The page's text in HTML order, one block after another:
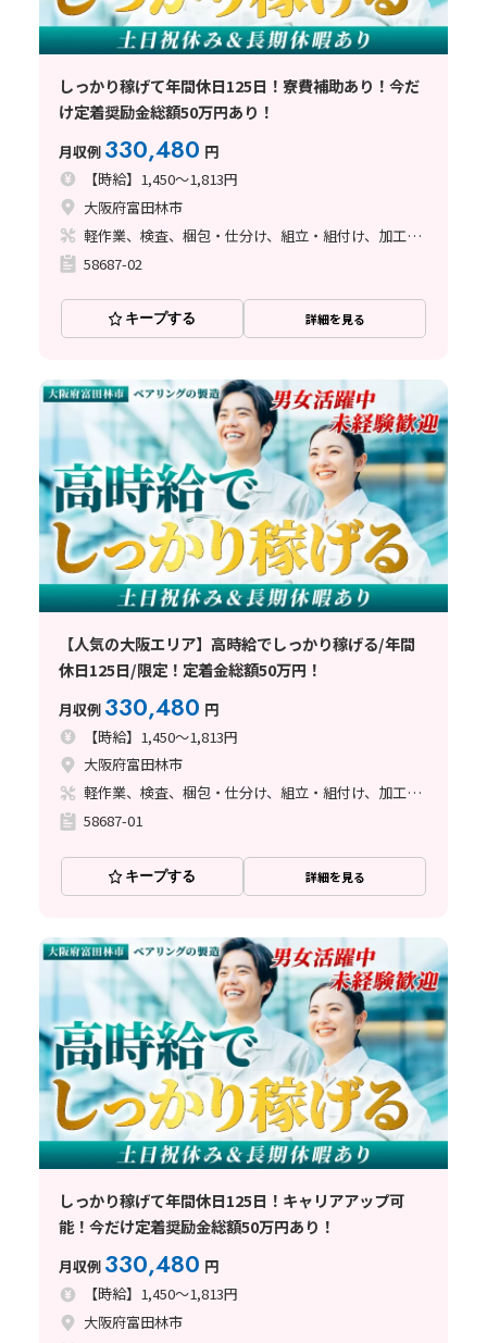
しっかり稼げて年間休日125日！寮費補助あり！今だ
け定着奨励金総額50万円あり！
月収例 330,480 円
【時給】1,450～1,813円
大阪府富田林市
軽作業、検査、梱包・仕分け、組立・組付け、加工、マシンオペレーター、フォークリフト、座り作業、立ち作業、バリ取り
58687-02
キープする 詳細を見る
【人気の大阪エリア】高時給でしっかり稼げる/年間
休日125日/限定！定着金総額50万円！
月収例 330,480 円
【時給】1,450～1,813円
大阪府富田林市
軽作業、検査、梱包・仕分け、組立・組付け、加工、マシンオペレーター、フォークリフト、座り作業、立ち作業、バリ取り
58687-01
キープする 詳細を見る
しっかり稼げて年間休日125日！キャリアアップ可
能！今だけ定着奨励金総額50万円あり！
月収例 330,480 円
【時給】1,450～1,813円
大阪府富田林市